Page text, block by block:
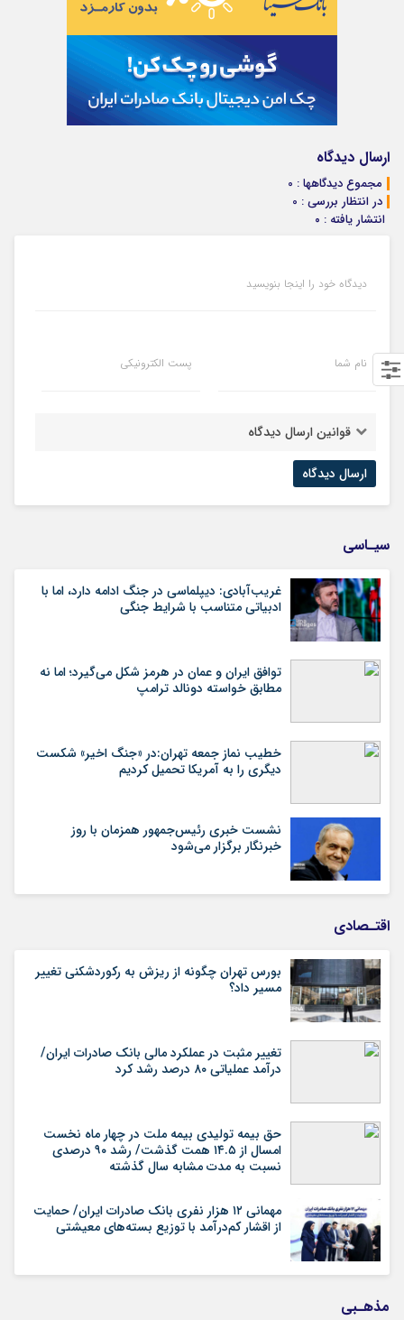
ارسال دیدگاه
مجموع دیدگاهها : 0
در انتظار بررسی : 0
انتشار یافته : ۰
دیدگاه خود را اینجا بنویسید
نام شما پست الکترونیکی
قوانین ارسال دیدگاه
سیـاسی
غریب‌آبادی: دیپلماسی در جنگ ادامه دارد، اما با
ادبیاتی متناسب با شرایط جنگی
توافق ایران و عمان در هرمز شکل می‌گیرد؛ اما نه
مطابق خواسته دونالد ترامپ
خطیب نماز جمعه تهران:در «جنگ اخیر» شکست
دیگری را به آمریکا تحمیل کردیم
نشست خبری رئیس‌جمهور همزمان با روز
خبرنگار برگزار می‌شود
اقتـصادی
بورس تهران چگونه از ریزش به رکوردشکنی تغییر
مسیر داد؟
تغییر مثبت در عملکرد مالی بانک صادرات ایران/
درآمد عملیاتی ۸۰ درصد رشد کرد
حق بیمه تولیدی بیمه ملت در چهار ماه نخست
امسال از ۱۴.۵ همت گذشت/ رشد ۹۰ درصدی
نسبت به مدت مشابه سال گذشته
مهمانی ۱۲ هزار نفری بانک صادرات ایران/ حمایت
از اقشار کم‌درآمد با توزیع بسته‌های معیشتی
مذهـبی